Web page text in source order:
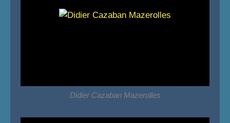
Didier Cazaban Mazerolles